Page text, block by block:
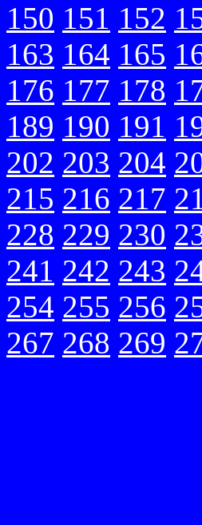
150 151 152
163 164 165
176 177 178
189 190 191
202 203 204
215 216 217
228 229 230
241 242 243
254 255 256
267 268 269